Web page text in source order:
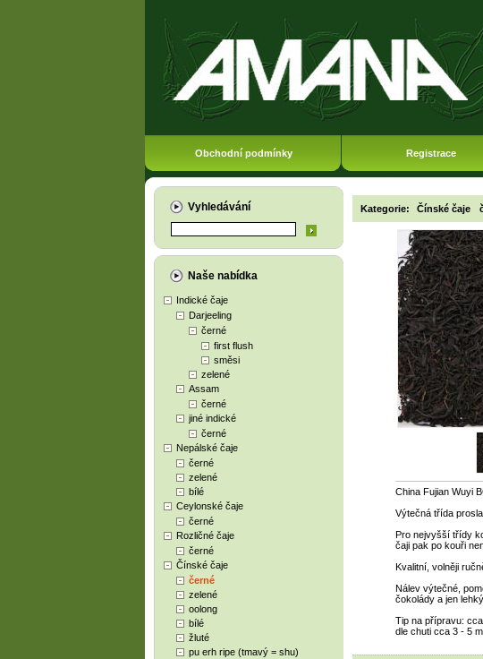
Obchodní podmínky Registrace
Vyhledávání
Naše nabídka
Indické čaje
Darjeeling
černé
first flush
směsi
zelené
Assam
černé
jiné indické
černé
Nepálské čaje
černé
zelené
bílé
Ceylonské čaje
černé
Rozličné čaje
černé
Čínské čaje
černé
zelené
oolong
bílé
žluté
pu erh ripe (tmavý = shu)
Kategorie: Čínské čaje
China Fujian Wuyi
Výtečná třída
Pro nejvyšší třídy
čaji pak po kouři
Kvalitní, volněji
Nálev výtečné,
čokolády a jen
Tip na přípravu:
dle chuti cca 3 - 5